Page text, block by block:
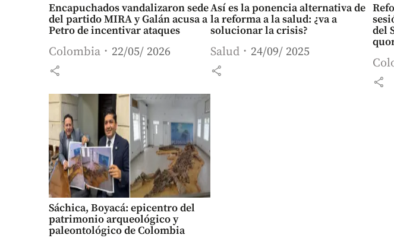
Encapuchados vandalizaron sede
del partido MIRA y Galán acusa a
Petro de incentivar ataques
Colombia 22/05/ 2026
share
Así es la ponencia alternativa de
la reforma a la salud: ¿va a
solucionar la crisis?
Salud 24/09/ 2025
share
del
share
Sáchica, Boyacá: epicentro del
patrimonio arqueológico y
paleontológico de Colombia